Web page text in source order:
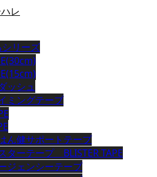
リーズ
ッシュ
ミングテープ
ん健サポートテープ
ターテープ BLISTER TAPE
ジェンシーテープ